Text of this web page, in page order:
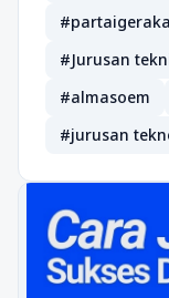
#Jurusan
#almasoem
#jurusan